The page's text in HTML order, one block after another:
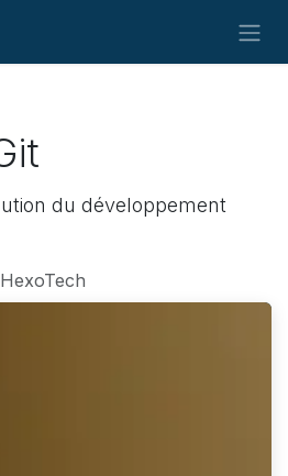
du développement
HexoTech